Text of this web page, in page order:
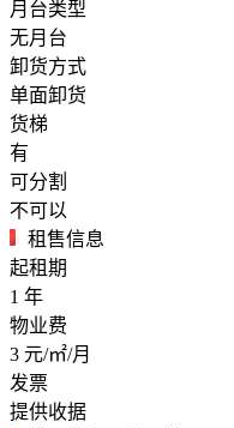
月台类型
无月台
卸货方式
单面卸货
货梯
有
可分割
不可以
租售信息
起租期
1 年
物业费
3 元/㎡/月
发票
提供收据